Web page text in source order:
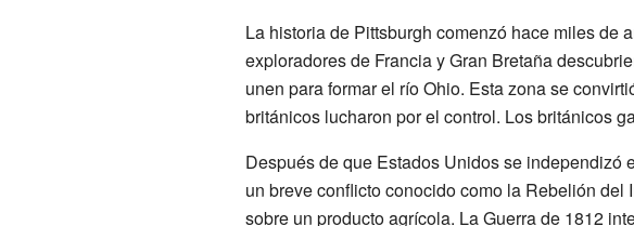
La historia de Pittsburgh comenzó hace miles de
exploradores de Francia y Gran Bretaña
unen para formar el río Ohio. Esta zona se
británicos lucharon por el control. Los británicos
Después de que Estados Unidos se
un breve conflicto conocido como la Rebelión
sobre un producto agrícola. La Guerra de 1812